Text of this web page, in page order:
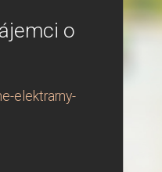
o
elektrarny-